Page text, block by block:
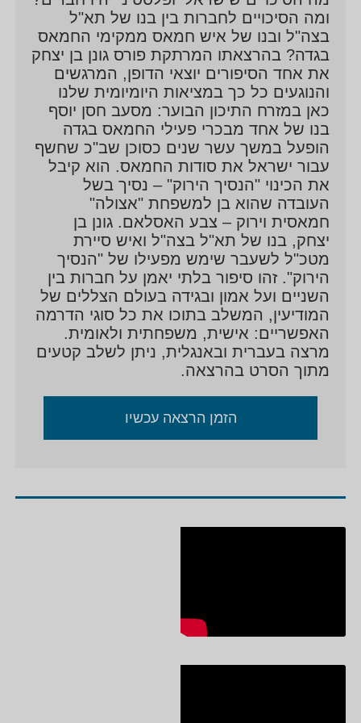
לסוכן לטובת ישראל (שעבד קרוב לעשר שנים בשירות
הבטחון הכללי) וסופו בחברות מיוחדת בין השניים.
בעקבות קשר מיוחד זה שנוצר במהלך ההפעלה וגם לאחר
ששניהם עזבו את השב"כ, הופק הסרט התיעודי זוכה פרס
חביב הקהל בפסטיבל הסרטים היוקרתי סאנדאנס וכן פרס
חביב הקהל בפסטיבל מוסקבה "הנסיך הירוק" בבימויו של
נדב שירמן. אחרי שהסיפור התגלה, עזב הפלסטיני לחו"ל
מחשש לחייו אך עם זאת זכה למשפחה חדשה.
ומה הסיכויים לחברות בין בנו של תא"ל
בצה"ל ובנו של איש חמאס ממקימי החמאס
בגדה? בהרצאתו המרתקת פורס גונן בן יצחק
את אחד הסיפורים יוצאי הדופן, המרגשים
והנוגעים כל כך במציאות היומיומית שלנו
כאן במזרח התיכון הבוער: מסעב חסן יוסף
בנו של אחד מבכרי פעילי החמאס בגדה
הופעל במשך עשר שנים כסוכן שב"כ שחשף
עבור ישראל את סודות החמאס. הוא קיבל
את הכינוי "הנסיך הירוק" – נסיך בשל
העובדה שהוא בן למשפחת "אצולה"
חמאסית וירוק – צבע האסלאם. גונן בן
יצחק, בנו של תא"ל בצה"ל ואיש סיירת
מטכ"ל לשעבר שימש מפעילו של "הנסיך
הירוק". זהו סיפור בלתי יאמן על חברות בין
השניים ועל אמון ובגידה בעולם הצללים של
המודיעין, המשלב בתוכו את כל סוגי הדרמה
האפשריים: אישית, משפחתית ולאומית.
מרצה בעברית ובאנגלית, ניתן לשלב קטעים
מתוך הסרט בהרצאה.
הזמן הרצאה עכשיו